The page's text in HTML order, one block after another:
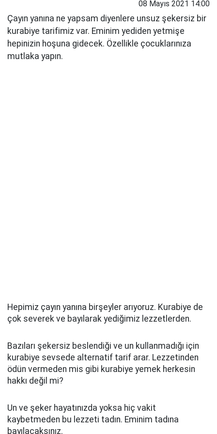
08 Mayıs 2021 14:00
Çayın yanına ne yapsam diyenlere unsuz şekersiz bir
kurabiye tarifimiz var. Eminim yediden yetmişe
hepinizin hoşuna gidecek. Özellikle çocuklarınıza
mutlaka yapın.
Hepimiz çayın yanına birşeyler arıyoruz. Kurabiye de
çok severek ve bayılarak yediğimiz lezzetlerden.
Bazıları şekersiz beslendiği ve un kullanmadığı için
kurabiye sevsede alternatif tarif arar. Lezzetinden
ödün vermeden mis gibi kurabiye yemek herkesin
hakkı değil mi?
Un ve şeker hayatınızda yoksa hiç vakit
kaybetmeden bu lezzeti tadın. Eminim tadına
bayılacaksınız.